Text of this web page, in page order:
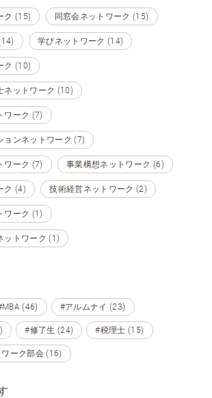
ク (15) 同窓会ネットワーク (15)
学びネットワーク (14)
ク (10)
ネットワーク (10)
ワーク (7)
ョンネットワーク (7)
ワーク (7) 事業構想ネットワーク (6)
ク (4) 技術経営ネットワーク (2)
ワーク (1)
ットワーク (1)
(46) #アルムナイ (23)
#修了生 (24) #税理士 (15)
ーク部会 (16)